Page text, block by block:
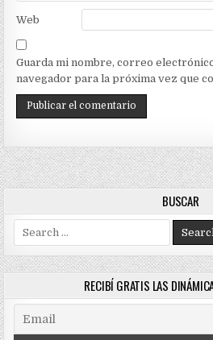
Web
Guarda mi nombre, correo
navegador para la próxima vez que
BUSCAR
for:
RECIBÍ GRATIS LAS